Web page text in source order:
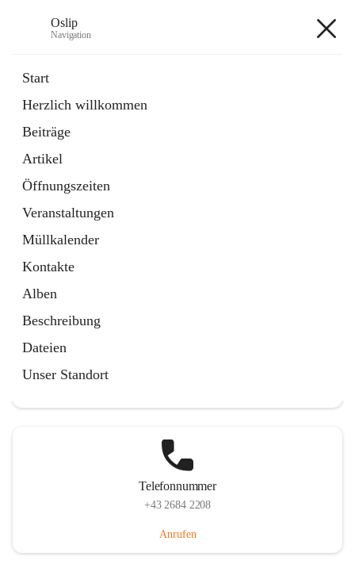
Oslip
Navigation
Start
Herzlich willkommen
Beiträge
Artikel
Öffnungszeiten
Veranstaltungen
Müllkalender
Kontakte
Alben
Beschreibung
Dateien
Unser Standort
Externe Webseite
in
Tab
Bundeskanzleramt Österreich
Externe Webseite
öffnet
in
neuem
Tab
Telefonnummer
+43 2684 2208
Anrufen